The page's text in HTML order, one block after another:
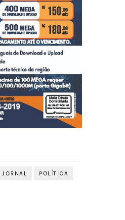
JORNAL POLÍTICA